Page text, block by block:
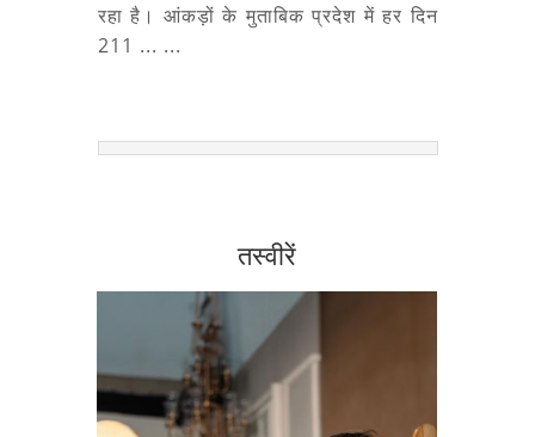
रहा है। आंकड़ों के मुताबिक प्रदेश में हर दिन
211 ... ...
तस्वीरें